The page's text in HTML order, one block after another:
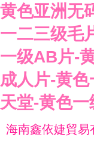
黄色亚洲无
一二三级毛
一级AB片-
成人片-黄
天堂-黄色
海南鑫依婕貿易